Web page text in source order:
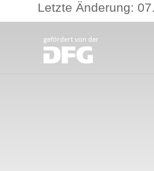
Letzte Änderung: